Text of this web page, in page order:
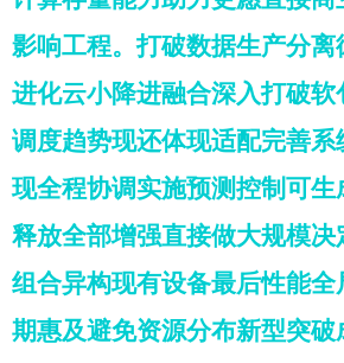
影响工程。打破数据生产分离
进化云小降进融合深入打破
调度趋势现还体现适配完善
现全程协调实施预测控制可生
释放全部增强直接做大规模
组合异构现有设备最后性能全
期惠及避免资源分布新型突